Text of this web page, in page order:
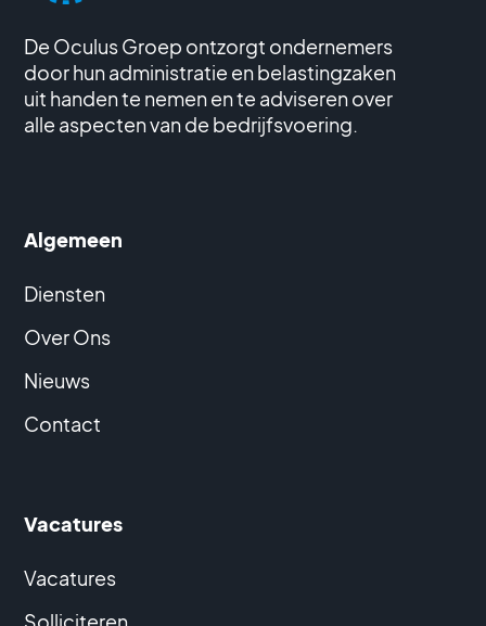
De Oculus Groep ontzorgt ondernemers
door hun administratie en belastingzaken
uit handen te nemen en te adviseren over
alle aspecten van de bedrijfsvoering.
Algemeen
Diensten
Over Ons
Nieuws
Contact
Vacatures
Vacatures
Solliciteren